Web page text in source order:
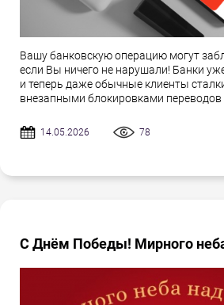
Вашу банковскую операцию могут
если Вы ничего не нарушали! Банки
и теперь даже обычные клиенты
внезапными блокировками переводов
14.05.2026 78
С Днём Победы! Мирного